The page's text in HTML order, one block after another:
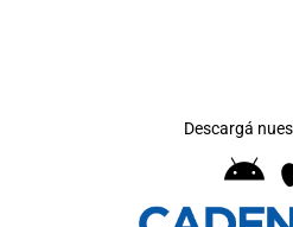
Descargá